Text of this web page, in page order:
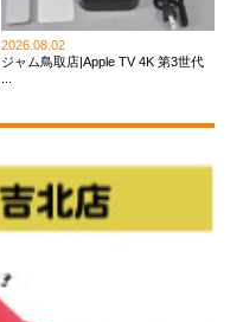
2026.08.02
ジャム鳥取店|Apple TV 4K 第3世代